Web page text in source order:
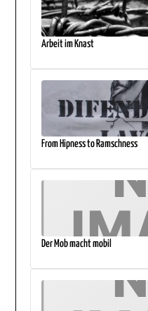
Arbeit im Knast
From Hipness to Ramschness
Der Mob macht mobil